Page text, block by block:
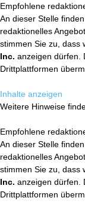
Empfohlene
An dieser Stelle
redaktionelles
stimmen Sie zu, dass
Inc. anzeigen dürfen.
Drittplattformen
Inhalte anzeigen
Weitere Hinweise
Empfohlene
An dieser Stelle
redaktionelles
stimmen Sie zu, dass
Inc. anzeigen dürfen.
Drittplattformen